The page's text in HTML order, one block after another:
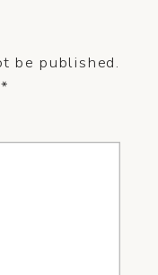
be published.
*